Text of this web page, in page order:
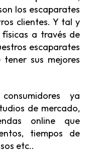
los escaparates
clientes. Y tal y
a través de
escaparates
sus mejores
ya
de mercado,
online que
tiempos de
etc..